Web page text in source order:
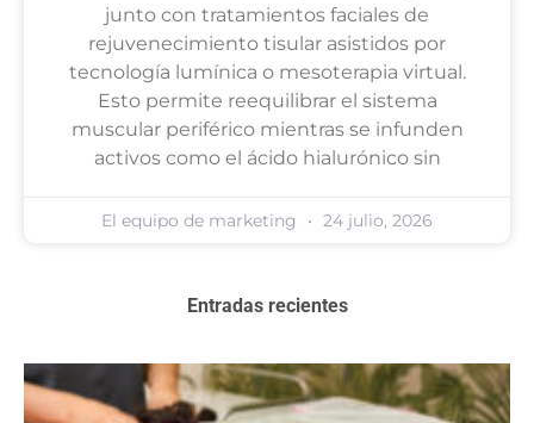
junto con tratamientos faciales de
rejuvenecimiento tisular asistidos por
tecnología lumínica o mesoterapia virtual.
Esto permite reequilibrar el sistema
muscular periférico mientras se infunden
activos como el ácido hialurónico sin
El equipo de marketing 24 julio, 2026
Entradas recientes